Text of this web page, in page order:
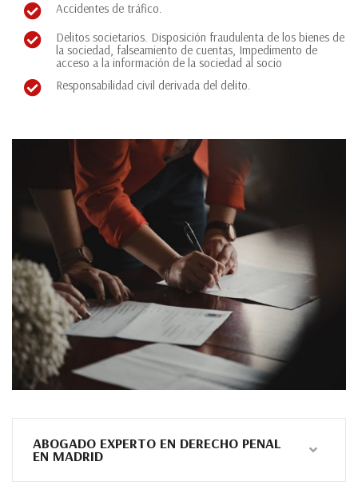
Accidentes de tráfico.
Delitos societarios. Disposición fraudulenta de los bienes de
la sociedad, falseamiento de cuentas, Impedimento de
acceso a la información de la sociedad al socio
Responsabilidad civil derivada del delito.
ABOGADO EXPERTO EN DERECHO PENAL
EN MADRID